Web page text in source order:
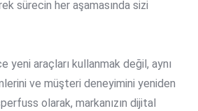
sürecin her aşamasında sizi
yeni araçları kullanmak değil, aynı
ve müşteri deneyimini yeniden
olarak, markanızın dijital